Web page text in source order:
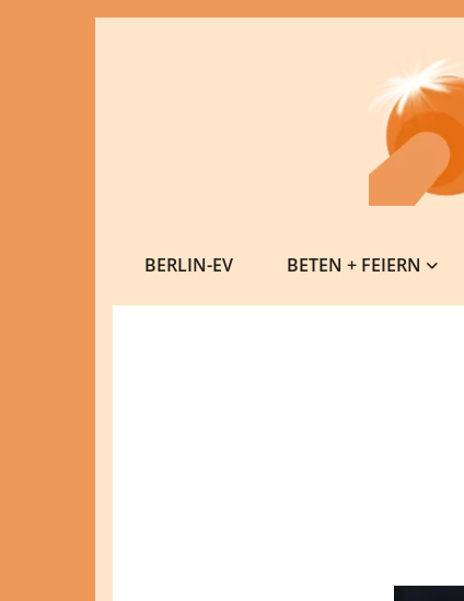
BERLIN-EV BETEN + FEIERN